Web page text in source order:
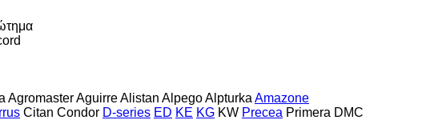
AgromasterAguirreAlistan AlpegoAlpturka Amazone
Citan Condor D-series ED KE KG KW Precea Primera DMC